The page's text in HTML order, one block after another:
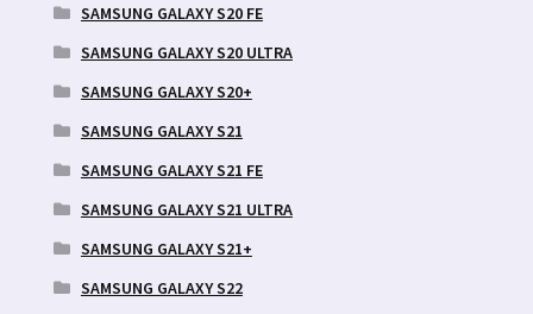
SAMSUNG GALAXY S20 FE
SAMSUNG GALAXY S20 ULTRA
SAMSUNG GALAXY S20+
SAMSUNG GALAXY S21
SAMSUNG GALAXY S21 FE
SAMSUNG GALAXY S21 ULTRA
SAMSUNG GALAXY S21+
SAMSUNG GALAXY S22